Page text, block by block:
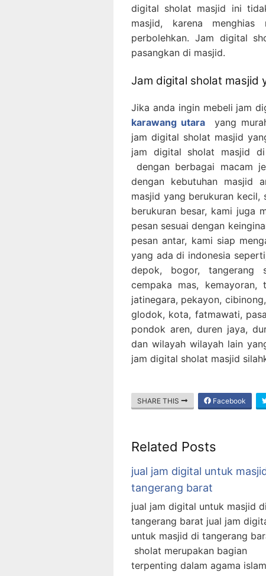
digital sholat masjid ini
masjid, karena
perbolehkan. Jam digital
pasangkan di masjid.
Jam digital sholat masjid
Jika anda ingin mebeli jam
karawang utara yang
jam digital sholat masjid
jam digital sholat masjid di
dengan berbagai macam
dengan kebutuhan masjid
masjid yang berukuran
berukuran besar, kami juga
pesan sesuai dengan
pesan antar, kami siap
yang ada di indonesia
depok, bogor, tangerang
cempaka mas, kemayoran,
jatinegara, pekayon,
glodok, kota, fatmawati,
pondok aren, duren jaya,
dan wilayah wilayah lain
jam digital sholat masjid
SHARE THIS Facebook
Related Posts
jual jam digital untuk
tangerang barat
jual jam digital untuk masjid di
tangerang barat jual jam
untuk masjid di tangerang
sholat merupakan bagian
terpenting dalam agama